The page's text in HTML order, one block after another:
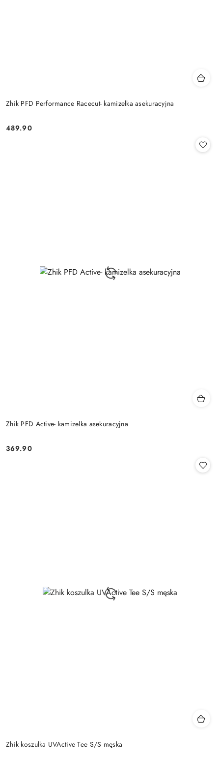
Zhik PFD Performance Racecut- kamizelka asekuracyjna
Cena:
489.90
Zhik PFD Active- kamizelka asekuracyjna
Cena:
369.90
Zhik koszulka UVActive Tee S/S męska